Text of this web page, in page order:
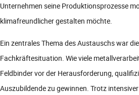
Unternehmen seine Produktionsprozesse
klimafreundlicher gestalten möchte.
Ein zentrales Thema des Austauschs war
Fachkräftesituation. Wie viele
Feldbinder vor der Herausforderung,
Auszubildende zu gewinnen. Trotz